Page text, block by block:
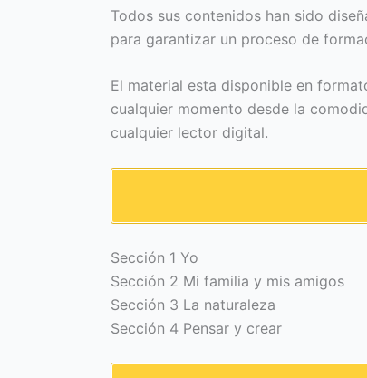
Todos sus contenidos han sido
para garantizar un proceso de
El material esta disponible en
cualquier momento desde la
cualquier lector digital.
Sección 1 Yo
Sección 2 Mi familia y mis amigos
Sección 3 La naturaleza
Sección 4 Pensar y crear